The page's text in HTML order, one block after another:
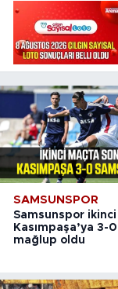
SAMSUNSPOR
Samsunspor
Kasımpaşa’ya 3-0
mağlup oldu